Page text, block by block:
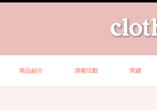
商品紹介 演奏活動 実績